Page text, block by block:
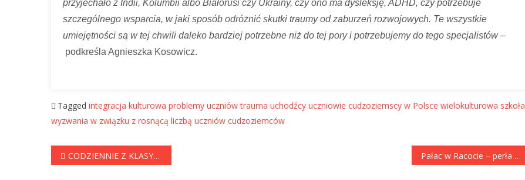
przyjechało z Indii, Kolumbii albo Białorusi czy Ukrainy, czy ono ma dysleksję, ADHD, czy potrzebuje
szczególnego wsparcia, w jaki sposób odróżnić skutki traumy od zaburzeń rozwojowych. Te wszystkie
umiejętności są w tej chwili daleko bardziej potrzebne niż do tej pory i potrzebujemy do tego specjalistów –
podkreśla Agnieszka Kosowicz.
Tagged integracja kulturowa problemy uczniów trauma uchodźcy uczniowie cudzoziemscy w Polsce wielokulturowa szkoła
wyzwania w związku z rosnącą liczbą uczniów cudzoziemców
Nawigacja
CODZIENNIE Z KLASYKĄ – „LALKA” PRUSA. Odcinek 54. Cała powieść czytana przez Sylwię Płonkę Pałac w Racocie – perła klasycyzmu, historia Polski i Europy w jednym miejscu